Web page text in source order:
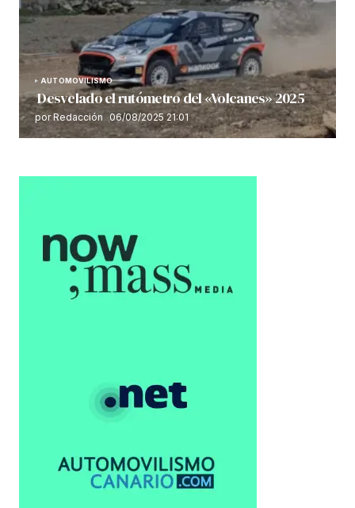
AUTOMOVILISMO
Desvelado el rutómetro del «Volcanes» 2025
por Redacción 06/08/2025 21:01